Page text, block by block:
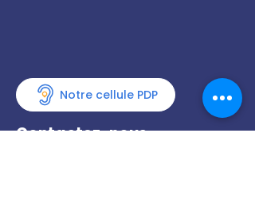
Notre cellule PDP
Contactez-nous